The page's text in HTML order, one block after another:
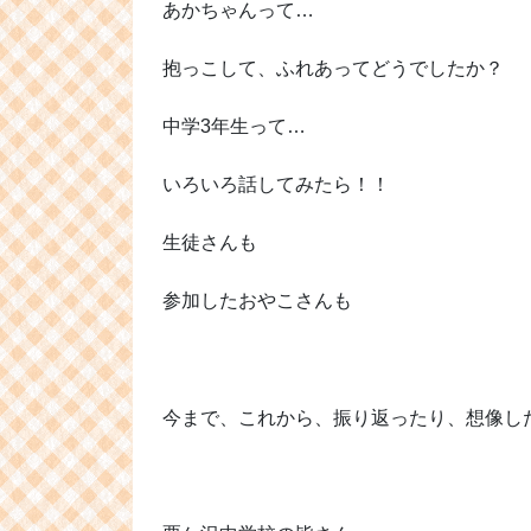
あかちゃんって…
抱っこして、ふれあってどうでしたか？
中学3年生って…
いろいろ話してみたら！！
生徒さんも
参加したおやこさんも
今まで、これから、 振り返ったり、想像